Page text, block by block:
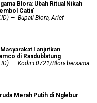
Blora: Ubah Ritual Nikah
Catin'
— Bupati Blora, Arief
Lanjutkan
di Randublatung
— Kodim 0721/Blora bersama
Merah Putih di Nglebur